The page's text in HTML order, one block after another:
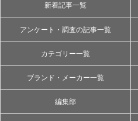
新着記事一覧
アンケート・調査の記事一覧
カテゴリー一覧
ブランド・メーカー一覧
編集部